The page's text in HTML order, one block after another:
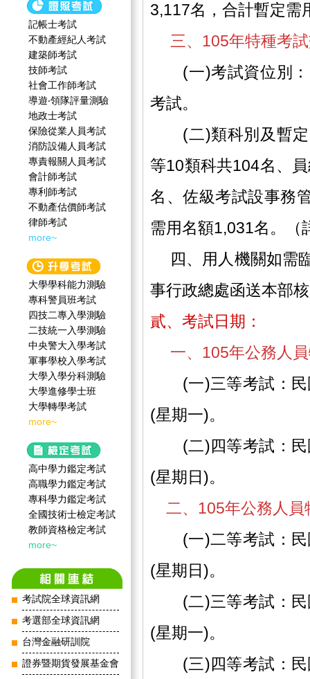
記帳士考試
不動產經紀人考試
建築師考試
技師考試
社會工作師‍考試
導遊‧領隊評量測驗
地政士考試
保險從業人員考試
消防設備人員考試
專責報關人員考試
會計師考試
專利師考試
不動產估價師考試
律師考試
more~
大學學科能力測驗
專科警員班考試
四技二專入學測驗
二技統一入學測驗
中央警大入學考試
軍事學校入學考試
大學入學分科測驗
大學進修學士班
大學轉學考試
more~
高中學力鑑定考試
高職學力鑑定考試
專科學力鑑定考試
全國技術士檢定考試
教師資格檢定考試
more~
考試院全球資訊網
考選部全球資訊網
台灣金融研訓院
證券暨期貨發展基金會
3,117名，合計暫定需
三、105年特種考
(一)考試資位別：
考試。
(二)類科別及暫定
等10類科共104名、
名、佐級考試設事務
需用名額1,031名。（
四、用人機關如需
事行政總處函送本部
貳、考試日期：
一、105年公務人
(一)三等考試：民
(星期一)。
(二)四等考試：民
(星期日)。
二、105年公務人
(一)二等考試：民
(星期日)。
(二)三等考試：民
(星期一)。
(三)四等考試：民